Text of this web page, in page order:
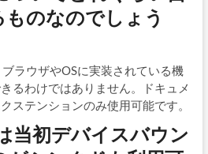
のなのでしょう
ラウザやOSに実装されている機
るわけではありません。ドキュメ
ステンションのみ使用可能です。
当初デバイスバウン